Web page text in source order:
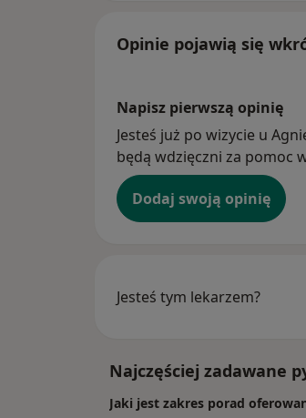
Opinie pojawią się
Napisz pierwszą opinię
Jesteś już po wizycie u
będą wdzięczni za pomoc
Dodaj swoją opinię
Jesteś tym lekarzem?
Najczęściej zadawane
Jaki jest zakres porad